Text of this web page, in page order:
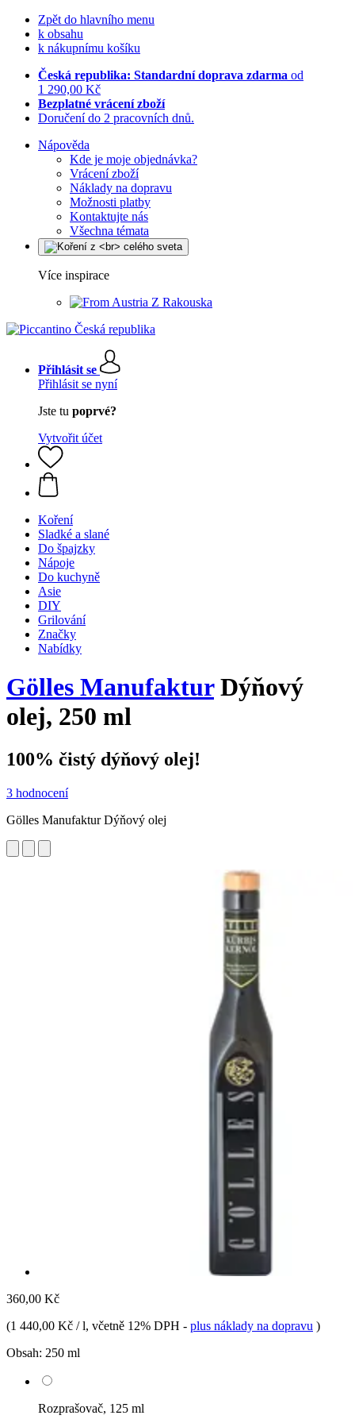
Zpět do hlavního menu
k obsahu
k nákupnímu košíku
Česká republika: Standardní doprava zdarma od
1 290,00 Kč
Bezplatné vrácení zboží
Doručení do 2 pracovních dnů.
Nápověda
Kde je moje objednávka?
Vrácení zboží
Náklady na dopravu
Možnosti platby
Kontaktujte nás
Všechna témata
Více inspirace
Z Rakouska
Přihlásit se
Přihlásit se nyní
Jste tu poprvé?
Vytvořit účet
Koření
Sladké a slané
Do špajzky
Nápoje
Do kuchyně
Asie
DIY
Grilování
Značky
Nabídky
Gölles ManufakturDýňový
olej, 250 ml
100% čistý dýňový olej!
3 hodnocení
Gölles Manufaktur Dýňový olej
360,00 Kč
(1 440,00 Kč / l, včetně 12% DPH - plus náklady na dopravu )
Obsah: 250 ml
Rozprašovač, 125 ml